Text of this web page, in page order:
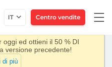
IT Centro vendite
oggi ed ottieni il 50 % DI
versione precedente!
di più